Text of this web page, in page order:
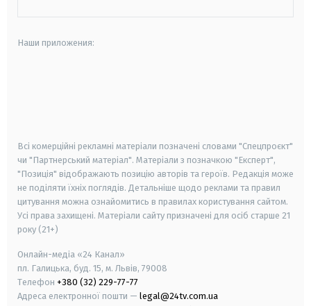
Наши приложения:
Всі комерційні рекламні матеріали позначені словами "Спецпроєкт"
чи "Партнерський матеріал". Матеріали з позначкою "Експерт",
"Позиція" відображають позицію авторів та героїв. Редакція може
не поділяти їхніх поглядів. Детальніше щодо реклами та правил
цитування можна ознайомитись в правилах користування сайтом.
Усі права захищені. Матеріали сайту призначені для осіб старше 21
року (21+)
Онлайн-медіа «24 Канал»
пл. Галицька, буд. 15, м. Львів, 79008
Телефон +380 (32) 229-77-77
Адреса електронної пошти — legal@24tv.com.ua